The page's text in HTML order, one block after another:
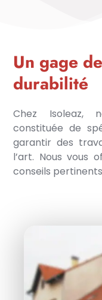
Un gage
durabilité
Chez Isoleaz,
constituée de
garantir des
l’art. Nous vous
conseils